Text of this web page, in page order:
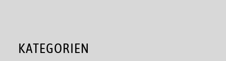
KATEGORIEN